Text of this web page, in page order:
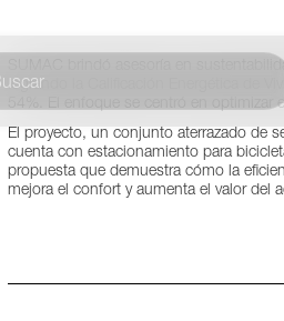
SUMAC brindó asesoría en
logrando la Calificación Energética de
54%. El enfoque se centró en optimizar
El proyecto, un conjunto aterrazado de
cuenta con estacionamiento para
propuesta que demuestra cómo la
mejora el confort y aumenta el valor del